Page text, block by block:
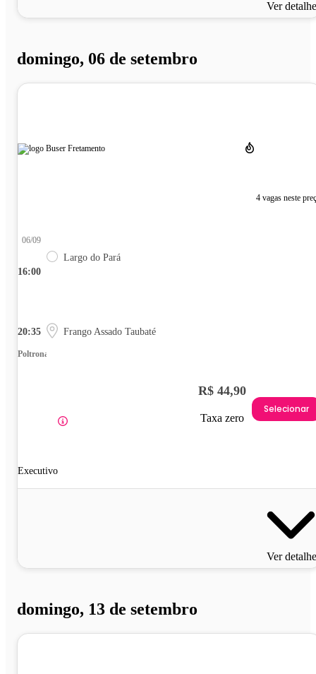
Ver
domingo, 06 de setembro
4 vagas neste
16:00
06/09
Largo do Pará
20:35 Frango Assado Taubaté
Poltrona
Executivo
R$ 44,90
Taxa zero
Selecionar
Ver
domingo, 13 de setembro